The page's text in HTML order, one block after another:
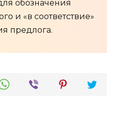
обозначения
и «в соответствие»
предлога.